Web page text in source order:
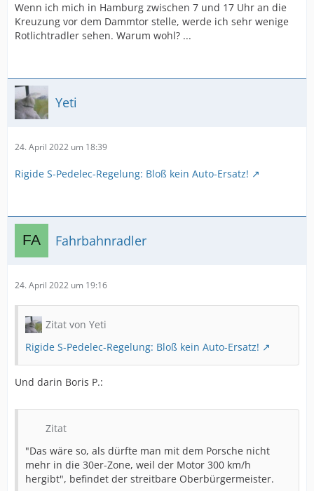
Wenn ich mich in Hamburg zwischen 7 und 17 Uhr an die
Kreuzung vor dem Dammtor stelle, werde ich sehr wenige
Rotlichtradler sehen. Warum wohl? ...
Yeti
24. April 2022 um 18:39
Rigide S-Pedelec-Regelung: Bloß kein Auto-Ersatz!
Fahrbahnradler
24. April 2022 um 19:16
Zitat von Yeti
Rigide S-Pedelec-Regelung: Bloß kein Auto-Ersatz!
Und darin Boris P.:
Zitat
"Das wäre so, als dürfte man mit dem Porsche nicht
mehr in die 30er-Zone, weil der Motor 300 km/h
hergibt", befindet der streitbare Oberbürgermeister.